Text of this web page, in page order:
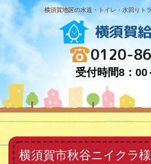
横須賀地区の水道・トイレ・水回りト
横須賀
0120-
受付時間8：00
横須賀市秋谷ニイクラ